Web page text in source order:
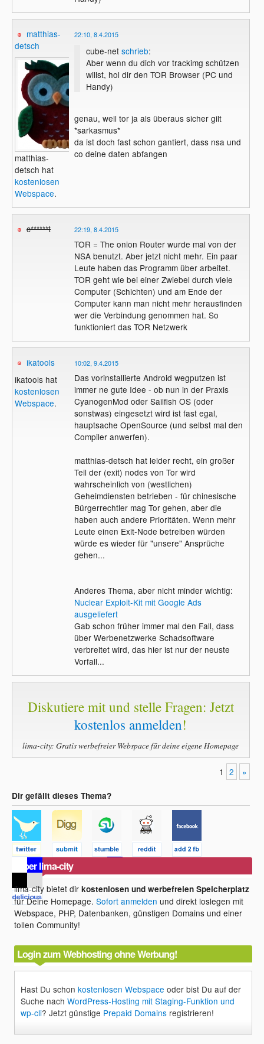
matthias-
detsch
matthias-
detsch hat
kostenlosen
Webspace.
22:10, 8.4.2015
cube-net schrieb:
Aber wenn du dich vor trackimg schützen
willst, hol dir den TOR Browser (PC und
Handy)
genau, weil tor ja als überaus sicher gilt
*sarkasmus*
da ist doch fast schon gantiert, dass nsa und
co deine daten abfangen
c******t 22:19, 8.4.2015
TOR = The onion Router wurde mal von der
NSA benutzt. Aber jetzt nicht mehr. Ein paar
Leute haben das Programm über arbeitet.
TOR geht wie bei einer Zwiebel durch viele
Computer (Schichten) und am Ende der
Computer kann man nicht mehr herausfinden
wer die Verbindung genommen hat. So
funktioniert das TOR Netzwerk
ikatools
ikatools hat
kostenlosen
Webspace.
10:02, 9.4.2015
Das vorinstallierte Android wegputzen ist
immer ne gute Idee - ob nun in der Praxis
CyanogenMod oder Sailfish OS (oder
sonstwas) eingesetzt wird ist fast egal,
hauptsache OpenSource (und selbst mal den
Compiler anwerfen).
matthias-detsch hat leider recht, ein großer
Teil der (exit) nodes von Tor wird
wahrscheinlich von (westlichen)
Geheimdiensten betrieben - für chinesische
Bürgerrechtler mag Tor gehen, aber die
haben auch andere Prioritäten. Wenn mehr
Leute einen Exit-Node betreiben würden
würde es wieder für "unsere" Ansprüche
gehen...
Anderes Thema, aber nicht minder wichtig:
Nuclear Exploit-Kit mit Google Ads
ausgeliefert
Gab schon früher immer mal den Fall, dass
über Werbenetzwerke Schadsoftware
verbreitet wird, das hier ist nur der neuste
Vorfall...
Diskutiere mit und stelle Fragen: Jetzt
kostenlos anmelden!
lima-city: Gratis werbefreier Webspace für deine eigene Homepage
1 2 »
Dir gefällt dieses Thema?
Über lima-city
lima-city bietet dirkostenlosen und werbefreien Speicherplatz
für Deine Homepage.Sofort anmelden und direkt loslegen mit
Webspace, PHP, Datenbanken, günstigen Domains und einer
tollen Community!
Login zum Webhosting ohne Werbung!
Hast Du schonkostenlosen Webspace oder bist Du auf der
Suche nachWordPress-Hosting mit Staging-Funktion und
wp-cli? Jetzt günstige Prepaid Domains registrieren!